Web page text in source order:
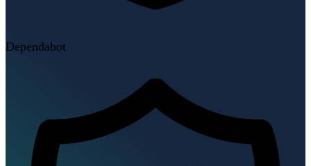
Dependabot